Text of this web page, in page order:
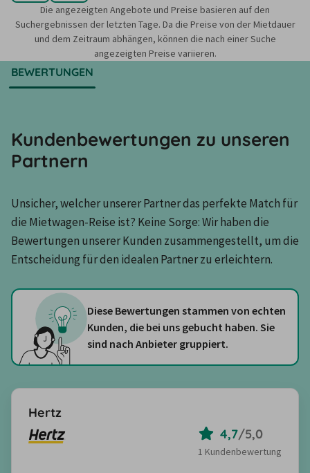
Die angezeigten Angebote und Preise basieren auf den
Suchergebnissen der letzten Tage. Da die Preise von der Mietdauer
und dem Zeitraum abhängen, können die nach einer Suche
angezeigten Preise variieren.
BEWERTUNGEN
Kundenbewertungen zu unseren
Partnern
Unsicher, welcher unserer Partner das perfekte Match für
die Mietwagen-Reise ist? Keine Sorge: Wir haben die
Bewertungen unserer Kunden zusammengestellt, um die
Entscheidung für den idealen Partner zu erleichtern.
Diese Bewertungen stammen von echten
Kunden, die bei uns gebucht haben. Sie
sind nach Anbieter gruppiert.
Hertz
4,7/5,0
1 Kundenbewertung